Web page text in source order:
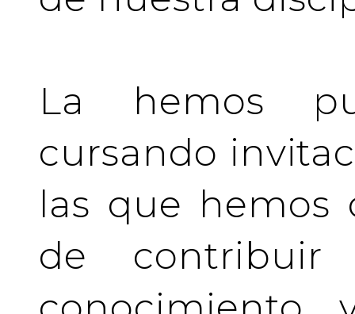
La hemos
cursando
las que hemos
de contribuir